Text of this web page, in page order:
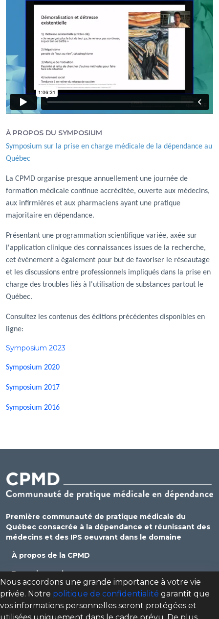
À PROPOS DU SYMPOSIUM
Symposium sur la prise en charge médicale de la dépendance au
Québec
La CPMD organise presque annuellement une journée de
formation médicale continue accréditée, ouverte aux médecins,
aux infirmières et aux pharmaciens ayant une pratique
majoritaire en dépendance.
Présentant une programmation scientifique variée, axée sur
l'application clinique des connaissances issues de la recherche,
cet événement a également pour but de favoriser le réseautage
et les discussions entre professionnels impliqués dans la prise en
charge des troubles liés à l'utilisation de substances partout le
Québec.
Consultez les contenus des éditions précédentes disponibles en
ligne:
Symposium 2023
Symposium 2020
Symposium 2017
Symposium 2016
Première communauté de pratique médicale du
Québec consacrée à la dépendance et réunissant des
médecins et des IPS oeuvrant dans le domaine
À propos de la CPMD
Devenir membre
Se connecter
Nous joindre
Nous accordons une grande importance à votre vie
privée. Notre politique de confidentialité garantit que
vos informations personnelles seront protégées et